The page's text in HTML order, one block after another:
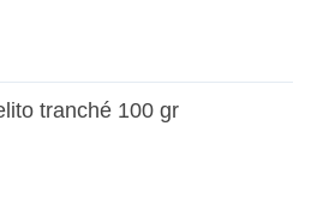
tranché 100 gr